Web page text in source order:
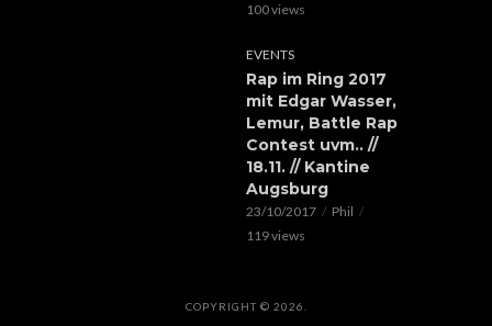
100 views
EVENTS
Rap im Ring 2017
mit Edgar Wasser,
Lemur, Battle Rap
Contest uvm.. //
18.11. // Kantine
Augsburg
23/10/2017
Phil
119 views
COPYRIGHT © 2026.